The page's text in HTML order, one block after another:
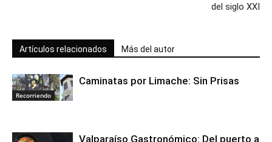
del siglo XXI
Artículos relacionados Más del autor
Recorriendo
Caminatas por Limache: Sin Prisas
Valparaíso Gastronómico: Del puerto a